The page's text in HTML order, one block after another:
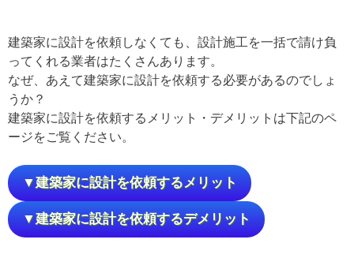
建築家に設計を依頼しなくても、設計施工を一括で請け負
ってくれる業者はたくさんあります。
なぜ、あえて建築家に設計を依頼する必要があるのでしょ
うか？
建築家に設計を依頼するメリット・デメリットは下記のペ
ージをご覧ください。
▼建築家に設計を依頼するメリット
▼建築家に設計を依頼するデメリット